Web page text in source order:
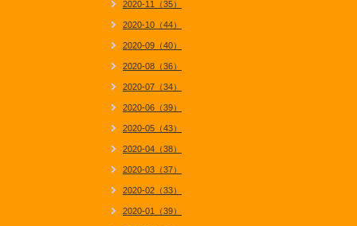
2020-11（35）
2020-10（44）
2020-09（40）
2020-08（36）
2020-07（34）
2020-06（39）
2020-05（43）
2020-04（38）
2020-03（37）
2020-02（33）
2020-01（39）